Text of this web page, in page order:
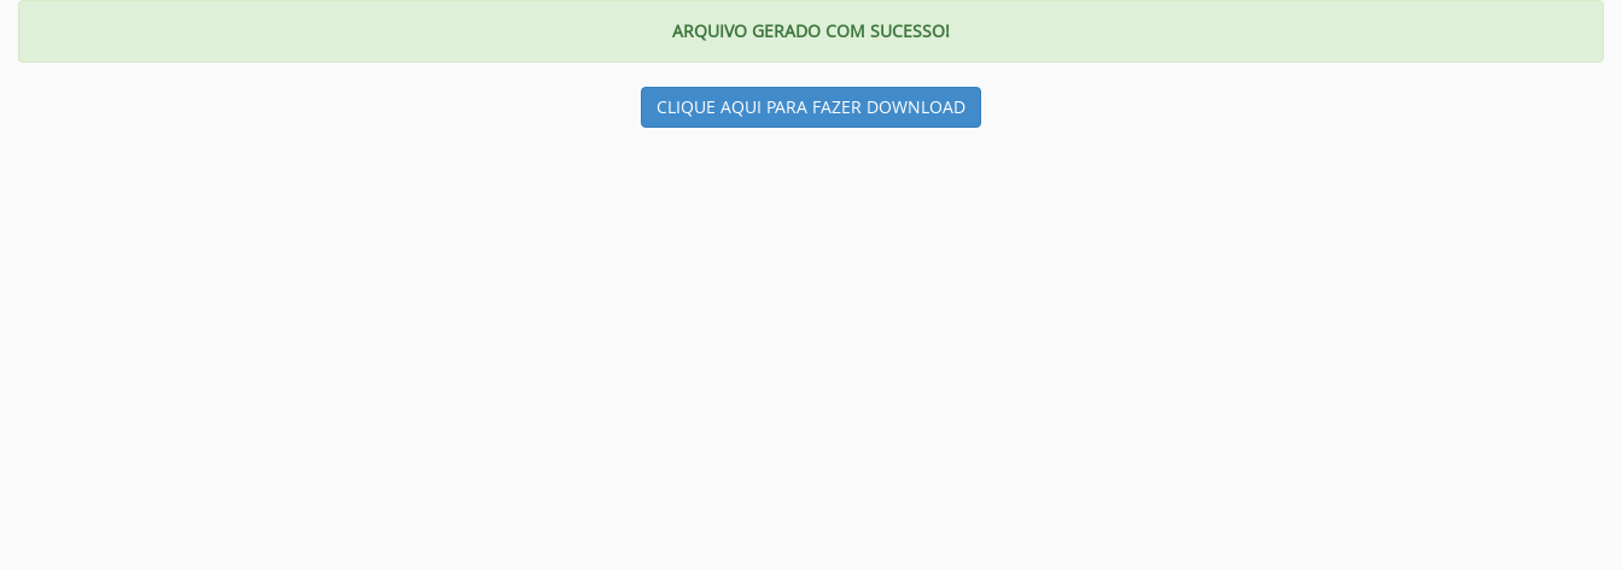
ARQUIVO GERADO COM SUCESSO!
CLIQUE AQUI PARA FAZER DOWNLOAD